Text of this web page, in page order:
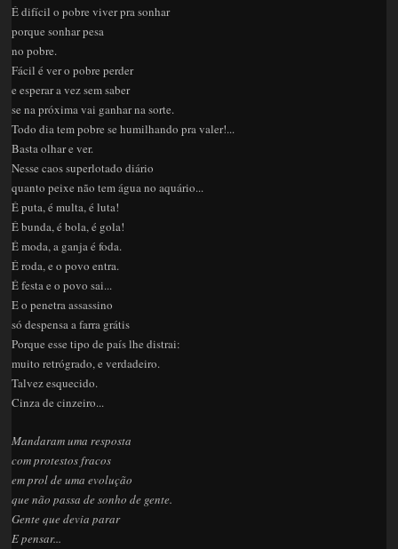
É difícil o pobre viver pra sonhar
porque sonhar pesa
no pobre.
Fácil é ver o pobre perder
e esperar a vez sem saber
se na próxima vai ganhar na sorte.
Todo dia tem pobre se humilhando pra valer!...
Basta olhar e ver.
Nesse caos superlotado diário
quanto peixe não tem água no aquário...
É puta, é multa, é luta!
É bunda, é bola, é gola!
É moda, a ganja é foda.
É roda, e o povo entra.
É festa e o povo sai...
E o penetra assassino
só despensa a farra grátis
Porque esse tipo de país lhe distrai:
muito retrógrado, e verdadeiro.
Talvez esquecido.
Cinza de cinzeiro...
Mandaram uma resposta
com protestos fracos
em prol de uma evolução
que não passa de sonho de gente.
Gente que devia parar
E pensar...